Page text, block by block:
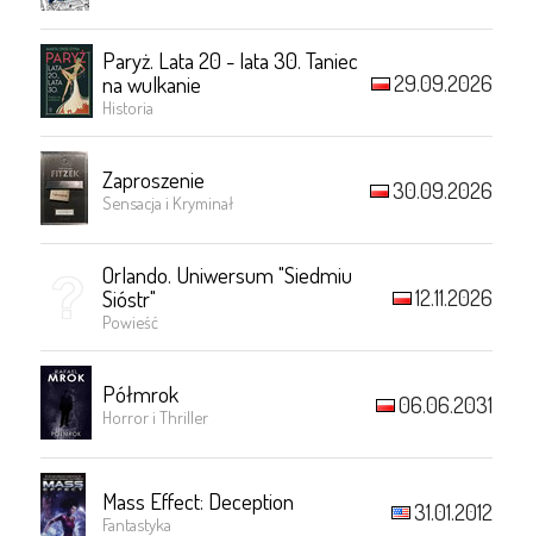
Paryż. Lata 20 - lata 30. Taniec
na wulkanie
Historia
29.09.2026
Zaproszenie
Sensacja i Kryminał 30.09.2026
Orlando. Uniwersum "Siedmiu
Sióstr"
Powieść
12.11.2026
Półmrok
Horror i Thriller 06.06.2031
Mass Effect: Deception
Fantastyka 31.01.2012